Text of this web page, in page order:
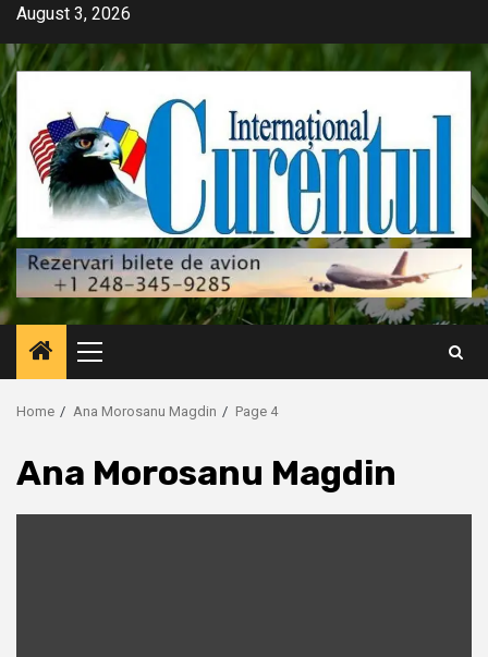
Skip
content
August 3, 2026
Primary
Menu
Home Ana Morosanu Magdin Page 4
Ana Morosanu Magdin